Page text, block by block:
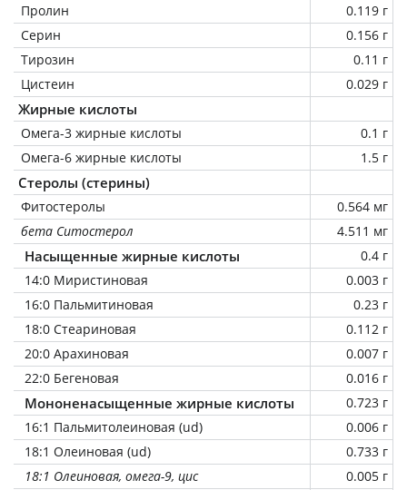
Пролин
0.119 г
Серин
0.156 г
Тирозин
0.11 г
Цистеин
0.029 г
Жирные кислоты
Омега-3 жирные кислоты
0.1 г
Омега-6 жирные кислоты
1.5 г
Стеролы (стерины)
Фитостеролы
0.564 мг
бета Ситостерол
4.511 мг
Насыщенные жирные кислоты
0.4 г
14:0 Миристиновая
0.003 г
16:0 Пальмитиновая
0.23 г
18:0 Стеариновая
0.112 г
20:0 Арахиновая
0.007 г
22:0 Бегеновая
0.016 г
Мононенасыщенные жирные кислоты
0.723 г
16:1 Пальмитолеиновая (ud)
0.006 г
18:1 Олеиновая (ud)
0.733 г
18:1 Олеиновая, омега-9, цис
0.005 г